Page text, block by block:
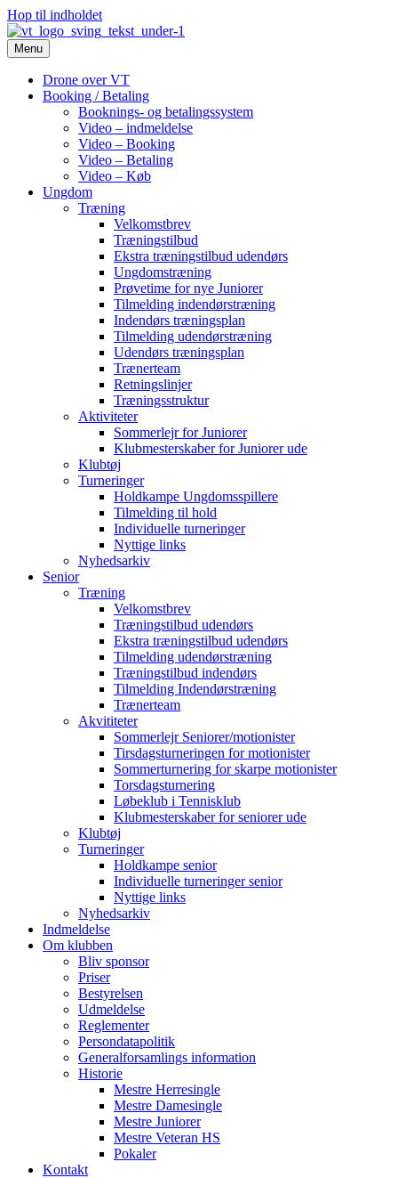
Hop til indholdet
Menu
Drone over VT
Booking / Betaling
Booknings- og betalingssystem
Video – indmeldelse
Video – Booking
Video – Betaling
Video – Køb
Ungdom
Træning
Velkomstbrev
Træningstilbud
Ekstra træningstilbud udendørs
Ungdomstræning
Prøvetime for nye Juniorer
Tilmelding indendørstræning
Indendørs træningsplan
Tilmelding udendørstræning
Udendørs træningsplan
Trænerteam
Retningslinjer
Træningsstruktur
Aktiviteter
Sommerlejr for Juniorer
Klubmesterskaber for Juniorer ude
Klubtøj
Turneringer
Holdkampe Ungdomsspillere
Tilmelding til hold
Individuelle turneringer
Nyttige links
Nyhedsarkiv
Senior
Træning
Velkomstbrev
Træningstilbud udendørs
Ekstra træningstilbud udendørs
Tilmelding udendørstræning
Træningstilbud indendørs
Tilmelding Indendørstræning
Trænerteam
Akvititeter
Sommerlejr Seniorer/motionister
Tirsdagsturneringen for motionister
Sommerturnering for skarpe motionister
Torsdagsturnering
Løbeklub i Tennisklub
Klubmesterskaber for seniorer ude
Klubtøj
Turneringer
Holdkampe senior
Individuelle turneringer senior
Nyttige links
Nyhedsarkiv
Indmeldelse
Om klubben
Bliv sponsor
Priser
Bestyrelsen
Udmeldelse
Reglementer
Persondatapolitik
Generalforsamlings information
Historie
Mestre Herresingle
Mestre Damesingle
Mestre Juniorer
Mestre Veteran HS
Pokaler
Kontakt